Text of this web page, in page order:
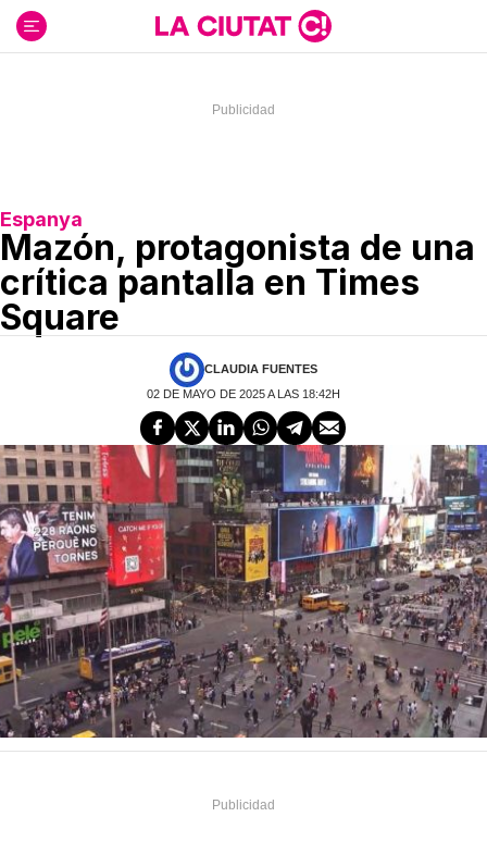
contenido
Espanya
Mazón, protagonista de una
crítica pantalla en Times
Square
CLAUDIA FUENTES
02 DE MAYO DE 2025 A LAS 18:42H